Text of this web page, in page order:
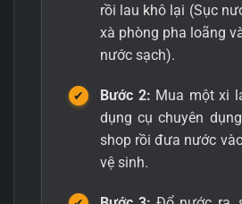
tay, mang lại cảm giác thực tế và
rồi lau khô lại (Sục
xà phòng pha loãng
nước sạch).
Bước 2: Mua một xi
dụng cụ chuyên
shop rồi đưa nước
vệ sinh.